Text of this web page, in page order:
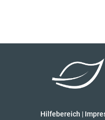
Hilfebereich |